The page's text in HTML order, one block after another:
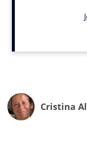
Car si les 3 garçons
les vacances de
le fils d’Enzo, en
passion qui n’a (on
Cristina